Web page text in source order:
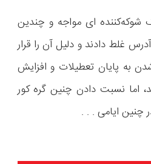
شوکه‌کننده ای مواجه و چندین
غلط دادند و دلیل آن را قرار
به پایان تعطیلات و افزایش
اما نسبت دادن چنین گره کور
چنین ایامی . . .